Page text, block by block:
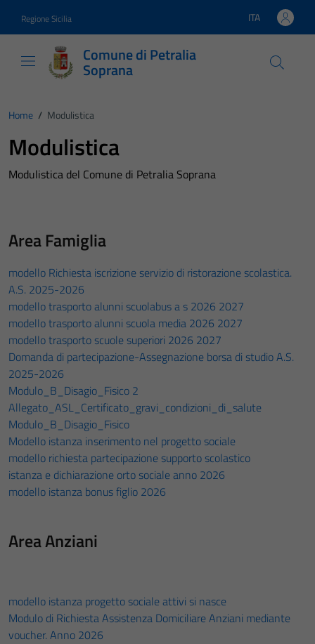
Regione Sicilia Lingua attiva:
ITA
Comune di Petralia
Soprana
Home / Modulistica
Modulistica
Modulistica del Comune di Petralia Soprana
Area Famiglia
modello Richiesta iscrizione servizio di ristorazione scolastica.
A.S. 2025-2026
modello trasporto alunni scuolabus a s 2026 2027
modello trasporto alunni scuola media 2026 2027
modello trasporto scuole superiori 2026 2027
Domanda di partecipazione-Assegnazione borsa di studio A.S.
2025-2026
Modulo_B_Disagio_Fisico 2
Allegato_ASL_Certificato_gravi_condizioni_di_salute
Modulo_B_Disagio_Fisico
Modello istanza inserimento nel progetto sociale
modello richiesta partecipazione supporto scolastico
istanza e dichiarazione orto sociale anno 2026
modello istanza bonus figlio 2026
Area Anziani
modello istanza progetto sociale attivi si nasce
Modulo di Richiesta Assistenza Domiciliare Anziani mediante
voucher. Anno 2026